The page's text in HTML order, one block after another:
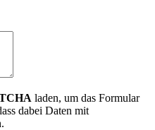
laden, um das Formular
dabei Daten mit